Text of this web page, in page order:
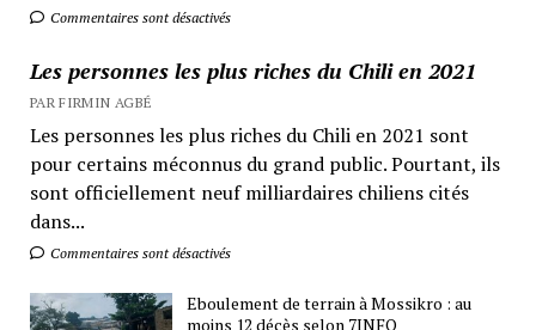
Commentaires sont désactivés
Les personnes les plus riches du Chili en 2021
PAR FIRMIN AGBÉ
Les personnes les plus riches du Chili en 2021 sont
pour certains méconnus du grand public. Pourtant, ils
sont officiellement neuf milliardaires chiliens cités
dans...
Commentaires sont désactivés
Eboulement de terrain à Mossikro : au
moins 12 décès selon 7INFO